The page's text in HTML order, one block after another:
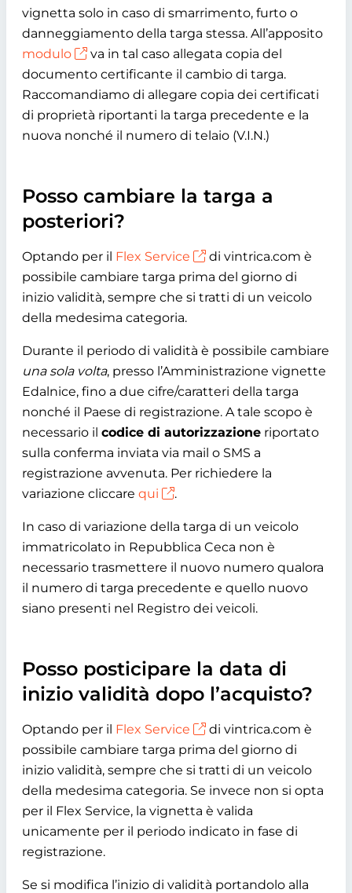
vignetta solo in caso di smarrimento, furto o
danneggiamento della targa stessa. All’apposito
modulo
va in tal caso allegata copia del
documento certificante il cambio di targa.
Raccomandiamo di allegare copia dei certificati
di proprietà riportanti la targa precedente e la
nuova nonché il numero di telaio (V.I.N.)
Posso cambiare la targa a
posteriori?
Optando per il Flex Service
di vintrica.com è
possibile cambiare targa prima del giorno di
inizio validità, sempre che si tratti di un veicolo
della medesima categoria.
Durante il periodo di validità è possibile cambiare
una sola volta, presso l’Amministrazione vignette
Edalnice, fino a due cifre/caratteri della targa
nonché il Paese di registrazione. A tale scopo è
necessario il codice di autorizzazione riportato
sulla conferma inviata via mail o SMS a
registrazione avvenuta. Per richiedere la
variazione cliccare qui .
In caso di variazione della targa di un veicolo
immatricolato in Repubblica Ceca non è
necessario trasmettere il nuovo numero qualora
il numero di targa precedente e quello nuovo
siano presenti nel Registro dei veicoli.
Posso posticipare la data di
inizio validità dopo l’acquisto?
Optando per il Flex Service
di vintrica.com è
possibile cambiare targa prima del giorno di
inizio validità, sempre che si tratti di un veicolo
della medesima categoria. Se invece non si opta
per il Flex Service, la vignetta è valida
unicamente per il periodo indicato in fase di
registrazione.
Se si modifica l’inizio di validità portandolo alla